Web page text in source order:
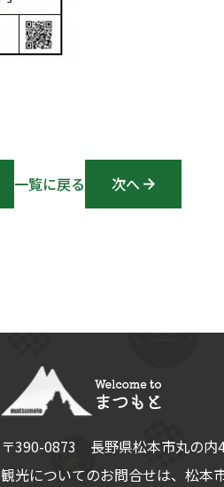
Post navigation
一覧に戻る 次へ
〒390-0873 長野県松本市丸の内
観光についてのお問合せは、 松本